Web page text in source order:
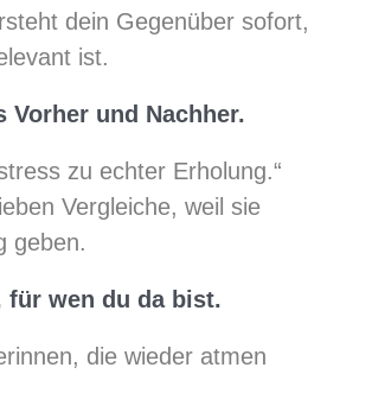
dein Gegenüber sofort,
ist.
Vorher und Nachher.
zu echter Erholung.“
Vergleiche, weil sie
geben.
für wen du da bist.
die wieder atmen